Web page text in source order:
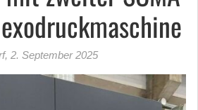
, 2. September 2025